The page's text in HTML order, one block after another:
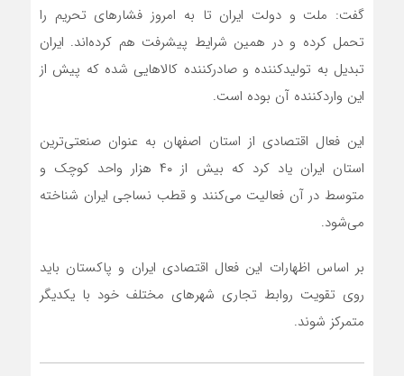
گفت: ملت و دولت ایران تا به امروز فشارهای تحریم را
تحمل کرده و در همین شرایط پیشرفت هم کرده‌اند. ایران
تبدیل به تولیدکننده و صادرکننده کالاهایی شده که پیش از
این واردکننده آن بوده است.
این فعال اقتصادی از استان اصفهان به عنوان صنعتی‌ترین
استان ایران یاد کرد که بیش از ۴۰ هزار واحد کوچک و
متوسط در آن فعالیت می‌کنند و قطب نساجی ایران شناخته
می‌شود.
بر اساس اظهارات این فعال اقتصادی ایران و پاکستان باید
روی تقویت روابط تجاری شهرهای مختلف خود با یکدیگر
متمرکز شوند.